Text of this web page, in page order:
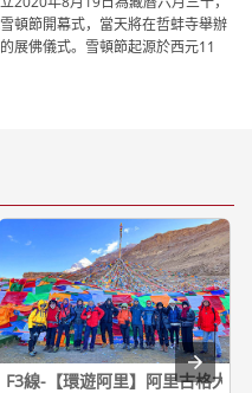
頓節開幕式，當天將在哲蚌寺舉辦
展佛儀式。雪頓節起源於西元11
珠峰7日遊
F3線-【環遊阿里】阿里古格大北